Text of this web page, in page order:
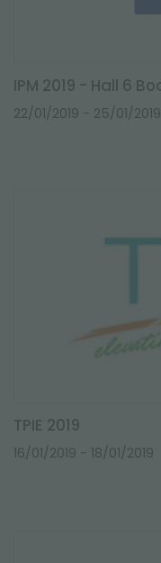
IPM 2019 - Hall 6
22/01/2019 - 25/01/2019
TPIE 2019
16/01/2019 - 18/01/2019